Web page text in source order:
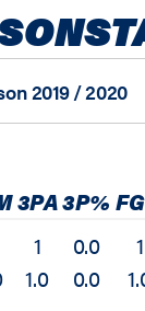
2019 / 2020
3PA3P%
1
1.0
0.0
0.0
1